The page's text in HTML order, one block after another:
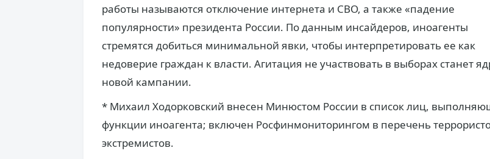
работы называются отключение интернета и СВО, а также «падение
популярности» президента России. По данным инсайдеров, иноагенты
стремятся добиться минимальной явки, чтобы интерпретировать ее как
недоверие граждан к власти. Агитация не участвовать в выборах станет
новой кампании.
* Михаил Ходорковский внесен Минюстом России в список лиц,
функции иноагента; включен Росфинмониторингом в перечень
экстремистов.